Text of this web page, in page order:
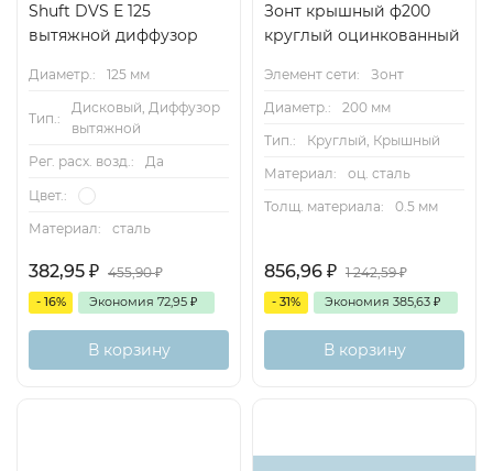
Shuft DVS E 125
вытяжной диффузор
Диаметр.: 125 мм
Тип.:
Дисковый, Диффузор
вытяжной
Рег. расх. возд.:
Да
Цвет.:
Материал: сталь
382,95 ₽ 455,90₽
- 16% Экономия 72,95 ₽
В корзину
Зонт крышный ф200
круглый оцинкованный
Элемент сети:
Зонт
Диаметр.:
200 мм
Тип.:
Круглый, Крышный
Материал:
оц. сталь
Толщ. материала:
0.5 мм
856,96 ₽ 1 242,59₽
- 31% Экономия 385,63 ₽
В корзину